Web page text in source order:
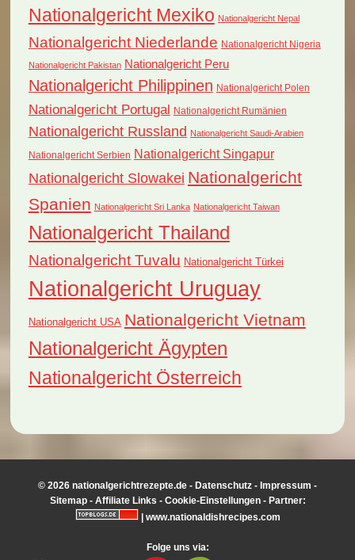
Nationalgericht Mexiko Nationalgericht Nepal
Nationalgericht Niederlande Nationalgericht Nigeria
Nationalgericht Pakistan Nationalgericht Peru
Nationalgericht Philippinen Nationalgericht Polen
Nationalgericht Portugal Nationalgericht Rumänien
Nationalgericht Russland Nationalgericht Saudi-Arabien
Nationalgericht Serbien Nationalgericht Singapur
Nationalgericht Slowakei Nationalgericht
Spanien Nationalgericht Sri Lanka Nationalgericht Taiwan
Nationalgericht Thailand
Nationalgericht Tuvalu Nationalgericht Türkei
Nationalgericht Uruguay
Nationalgericht USA Nationalgericht Vietnam
Nationalgericht Ägypten
Nationalgericht Österreich
© 2026 nationalgerichtrezepte.de - Datenschutz - Impressum -
Sitemap- Affiliate Links - Cookie-Einstellungen- Partner:
www.nationaldishrecipes.com
Folge uns via: